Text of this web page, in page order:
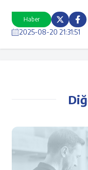
Haber
2025-08-20 21:31:51